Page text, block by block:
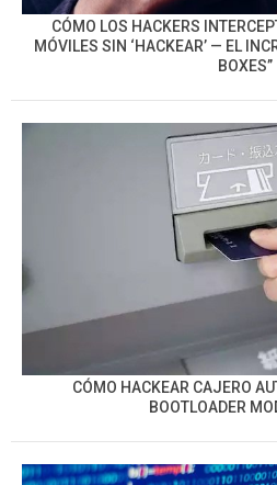
CÓMO LOS HACKERS
MÓVILES SIN ‘HACKEAR’ — EL
BOXES”
CÓMO HACKEAR CAJERO
BOOTLOADER